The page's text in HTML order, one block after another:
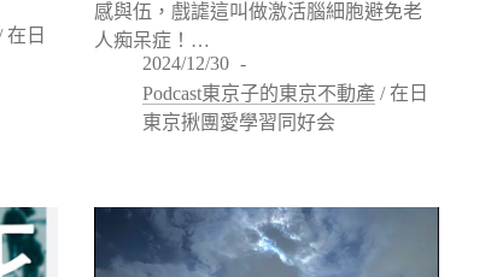
在日
感與伍，戲謔這叫做激活腦細胞避免老
人痴呆症！…
2024/12/30
Podcast東京子的東京不動產 /在日
東京揪團愛學習同好会